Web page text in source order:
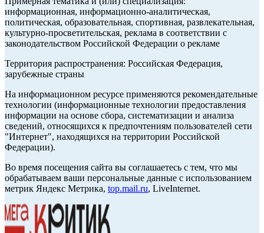
информационная, информационно-аналитическая,
политическая, образовательная, спортивная, развлекательная,
культурно-просветительская, реклама в соответствии с
законодательством Российской Федерации о рекламе
Территория распространения: Российская Федерация,
зарубежные страны
На информационном ресурсе применяются рекомендательные
технологии (информационные технологии предоставления
информации на основе сбора, систематизации и анализа
сведений, относящихся к предпочтениям пользователей сети
"Интернет", находящихся на территории Российской
Федерации).
Во время посещения сайта вы соглашаетесь с тем, что мы
обрабатываем ваши персональные данные с использованием
метрик Яндекс Метрика, top.mail.ru, LiveInternet.